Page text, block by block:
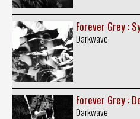
Forever Grey :
Darkwave
Forever Grey :
Darkwave